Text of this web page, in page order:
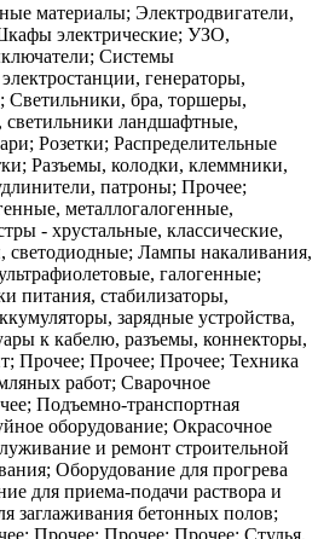
материалы; Электродвигатели,
электрические; УЗО,
Системы
генераторы,
Светильники, бра, торшеры,
ландшафтные,
Розетки; Распределительные
Разъемы, колодки, клеммники,
патроны; Прочее;
металлогалогенные,
- хрустальные, классические,
светодиодные; Лампы накаливания,
галогенные;
питания, стабилизаторы,
зарядные устройства,
к кабелю, разъемы, коннекторы,
Прочее; Прочее; Прочее; Техника
работ; Сварочное
Подъемно-транспортная
оборудование; Окрасочное
и ремонт строительной
Оборудование для прогрева
для приема-подачи раствора и
заглаживания бетонных полов;
Прочее; Прочее; Прочее; Стулья,